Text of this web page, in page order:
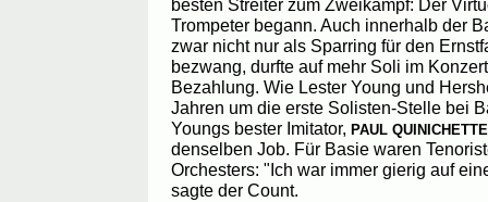
besten Streiter zum Zweikampf: Der
Trompeter begann. Auch innerhalb der
zwar nicht nur als Sparring für den
bezwang, durfte auf mehr Soli im
Bezahlung. Wie Lester Young und
Jahren um die erste Solisten-Stelle bei
Youngs bester Imitator, PAUL QUINICHETTE
denselben Job. Für Basie waren
Orchesters: "Ich war immer gierig auf
sagte der Count.